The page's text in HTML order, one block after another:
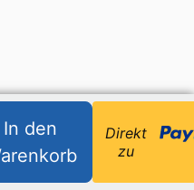
In den
Direkt
zu